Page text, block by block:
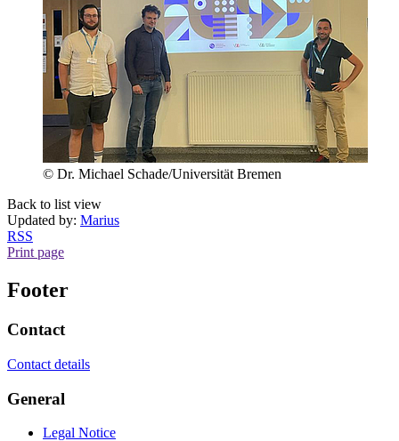
© Dr. Michael Schade/Universität Bremen
Back to list view
Updated by: Marius
RSS
Print page
Footer
Contact
Contact details
General
Legal Notice